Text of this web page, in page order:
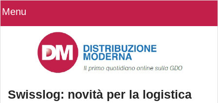
Menu
Swisslog: novità per la logistica